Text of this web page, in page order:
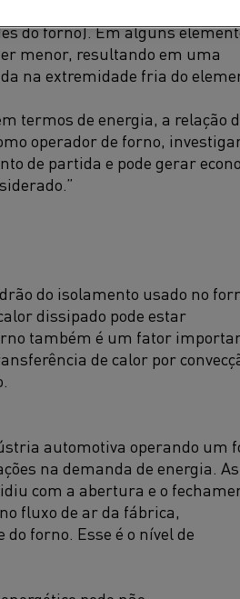
do forno). Em alguns
menor, resultando em uma
na extremidade fria do
termos de energia, a relação
operador de forno,
de partida e pode gerar
do isolamento usado no
dissipado pode estar
também é um fator
de calor por
automotiva operando um
na demanda de energia. As
com a abertura e o
fluxo de ar da fábrica,
forno. Esse é o nível de